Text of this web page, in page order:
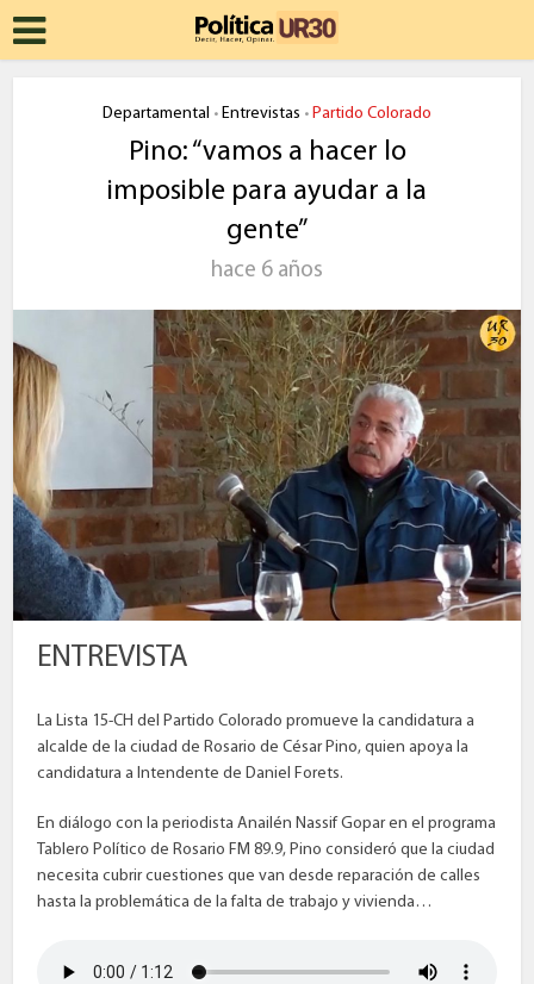
Departamental • Entrevistas • Partido Colorado
Pino: “vamos a hacer lo
imposible para ayudar a la
gente”
hace 6 años
ENTREVISTA
La Lista 15-CH del Partido Colorado promueve la candidatura a
alcalde de la ciudad de Rosario de César Pino, quien apoya la
candidatura a Intendente de Daniel Forets.
En diálogo con la periodista Anailén Nassif Gopar en el programa
Tablero Político de Rosario FM 89.9, Pino consideró que la ciudad
necesita cubrir cuestiones que van desde reparación de calles
hasta la problemática de la falta de trabajo y vivienda…